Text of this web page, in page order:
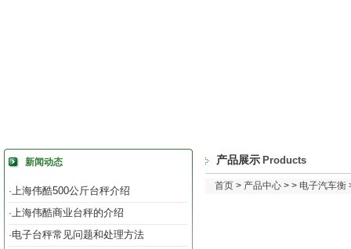
新闻动态
·上海伟酷500公斤台秤介绍
·上海伟酷商业台秤的介绍
·电子台秤常见问题和处理方法
产品展示 Products
首页 > 产品中心 > > 电子汽车衡